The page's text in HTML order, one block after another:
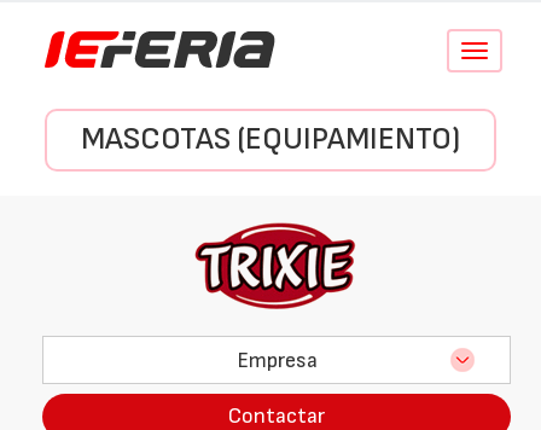
Conmutar
MASCOTAS (EQUIPAMIENTO)
Empresa
Contactar